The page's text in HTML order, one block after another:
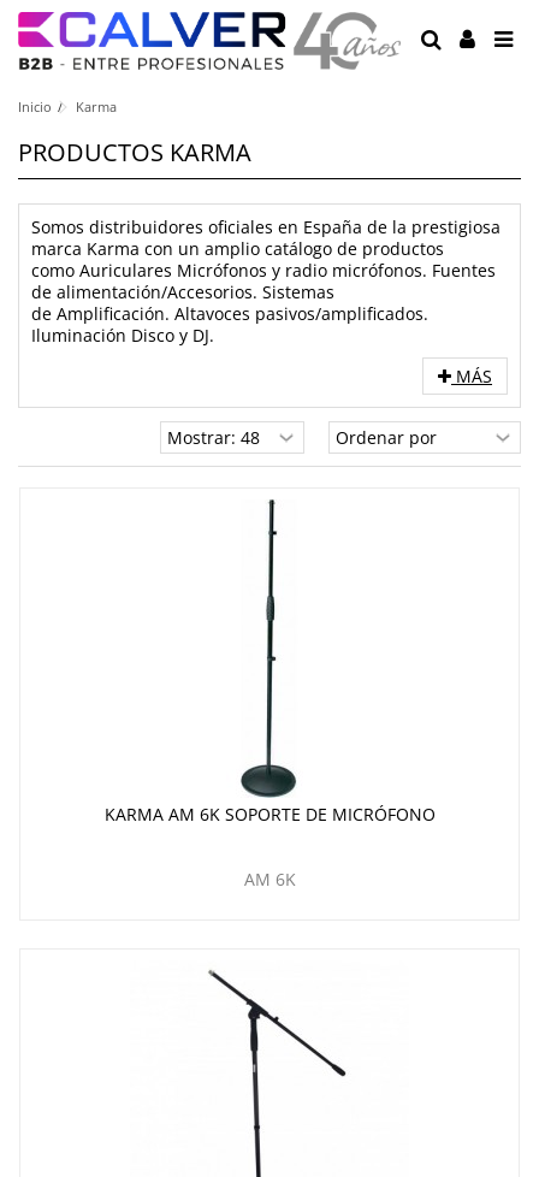
Inicio Karma
PRODUCTOS KARMA
Somos distribuidores oficiales en España de la prestigiosa
marca Karma con un amplio catálogo de productos
como Auriculares Micrófonos y radio micrófonos. Fuentes
de alimentación/Accesorios. Sistemas
de Amplificación. Altavoces pasivos/amplificados.
Iluminación Disco y DJ.
MÁS
KARMA AM 6K SOPORTE DE MICRÓFONO
AM 6K